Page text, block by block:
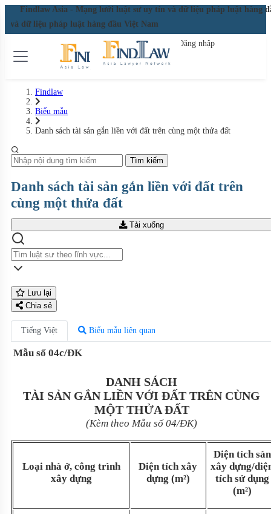
Findlaw Asia - Mạng lưới luật sư uy tín và dữ liệu pháp luật hàng
và dữ liệu pháp luật hàng đầu Việt Nam
Đăng nhập
Findlaw
Biểu mẫu
Danh sách tài sản gắn liền với đất trên cùng một thửa đất
Tìm kiếm
Danh sách tài sản gắn liền với đất trên
cùng một thửa đất
Tải xuống
Lưu lại
Chia sẻ
Tiếng Việt Biểu mẫu liên quan
Mẫu số 04c/ĐK
DANH SÁCH
TÀI SẢN GẮN LIỀN VỚI ĐẤT TRÊN CÙNG
MỘT THỬA ĐẤT
(Kèm theo Mẫu số04/ĐK)
Loại nhà ở, công trình
xây dựng
Diện tích xây
dựng (m²)
Diện tích sàn
xây dựng/
tích sử dụng
(m²)